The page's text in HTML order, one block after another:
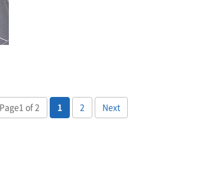
Page1 of 2 1 2 Next